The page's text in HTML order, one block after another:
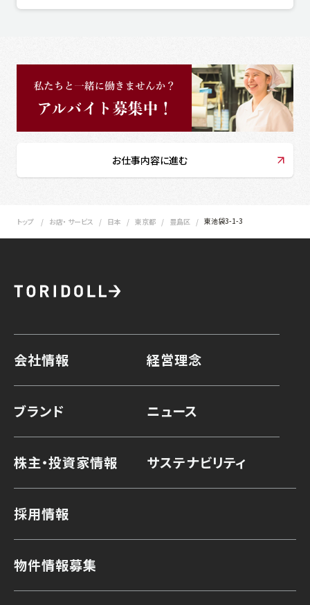
お仕事内容に進む
トップ お店・ サービス 日本 東京都 豊島区 東池袋3-1-3
会社情報 経営理念
ブランド ニュース
株主・投資家情報 サステナビリティ
採用情報
物件情報募集